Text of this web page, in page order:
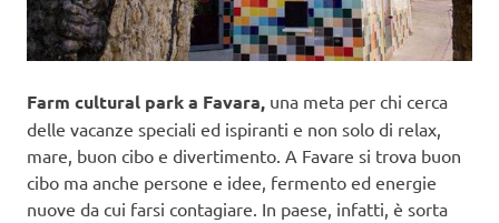
Farm cultural park a Favara, una meta per chi cerca
delle vacanze speciali ed ispiranti e non solo di relax,
mare, buon cibo e divertimento. A Favare si trova buon
cibo ma anche persone e idee, fermento ed energie
nuove da cui farsi contagiare. In paese, infatti, è sorta